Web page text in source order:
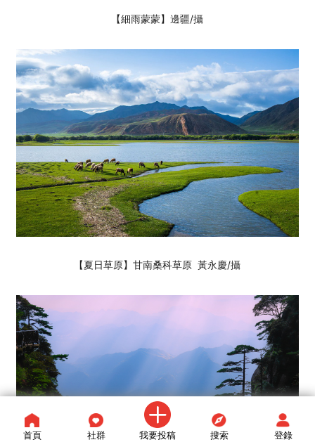
【細雨蒙蒙】邊疆/攝
【夏日草原】甘南桑科草原 黃永慶/攝
首頁 社群 我要投稿 搜索 登錄